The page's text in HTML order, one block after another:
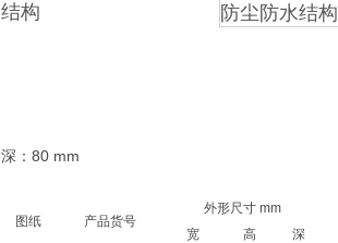
结构
防尘防水结构
深：80 mm
图纸 产品货号
外形尺寸 mm
宽
高 深